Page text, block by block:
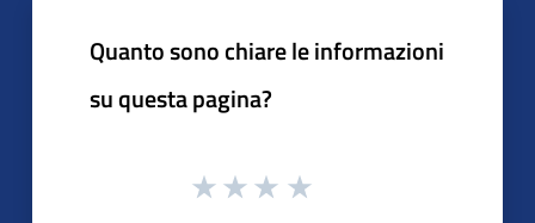
Quanto sono chiare le informazioni
su questa pagina?